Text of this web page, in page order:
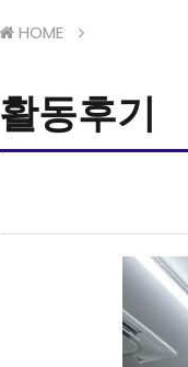
HOME
활동후기